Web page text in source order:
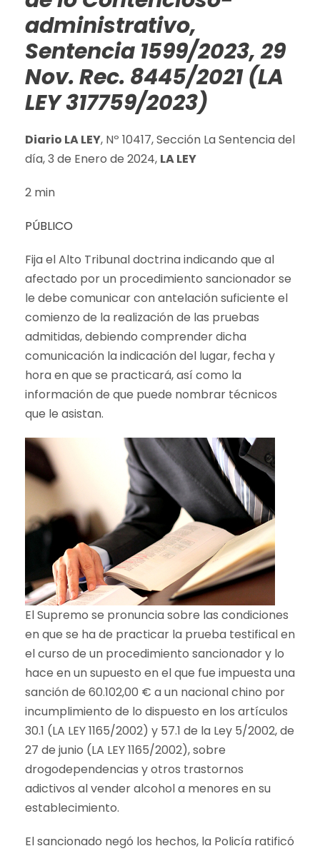
administrativo,
Sentencia 1599/2023, 29
Nov. Rec. 8445/2021 (LA
LEY 317759/2023)
Diario LA LEY, Nº 10417, Sección La Sentencia del
día, 3 de Enero de 2024, LA LEY
2 min
PÚBLICO
Fija el Alto Tribunal doctrina indicando que al
afectado por un procedimiento sancionador se
le debe comunicar con antelación suficiente el
comienzo de la realización de las pruebas
admitidas, debiendo comprender dicha
comunicación la indicación del lugar, fecha y
hora en que se practicará, así como la
información de que puede nombrar técnicos
que le asistan.
El Supremo se pronuncia sobre las condiciones
en que se ha de practicar la prueba testifical en
el curso de un procedimiento sancionador y lo
hace en un supuesto en el que fue impuesta una
sanción de 60.102,00 € a un nacional chino por
incumplimiento de lo dispuesto en los artículos
30.1 (LA LEY 1165/2002) y 57.1 de la Ley 5/2002, de
27 de junio (LA LEY 1165/2002), sobre
drogodependencias y otros trastornos
adictivos al vender alcohol a menores en su
establecimiento.
El sancionado negó los hechos, la Policía ratificó